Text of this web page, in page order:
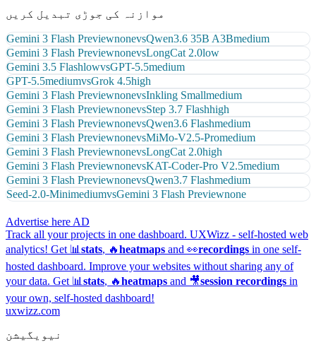
موازنہ کی جوڑی تبدیل کریں
Gemini 3 Flash PreviewnonevsQwen3.6 35B A3Bmedium
Gemini 3 Flash PreviewnonevsLongCat 2.0low
Gemini 3.5 FlashlowvsGPT-5.5medium
GPT-5.5mediumvsGrok 4.5high
Gemini 3 Flash PreviewnonevsInkling Smallmedium
Gemini 3 Flash PreviewnonevsStep 3.7 Flashhigh
Gemini 3 Flash PreviewnonevsQwen3.6 Flashmedium
Gemini 3 Flash PreviewnonevsMiMo-V2.5-Promedium
Gemini 3 Flash PreviewnonevsLongCat 2.0high
Gemini 3 Flash PreviewnonevsKAT-Coder-Pro V2.5medium
Gemini 3 Flash PreviewnonevsQwen3.7 Flashmedium
Seed-2.0-MinimediumvsGemini 3 Flash Previewnone
Advertise here AD
Track all your projects in one dashboard. UXWizz - self-hosted web
analytics! Get 📊 stats, 🔥heatmaps and 👀recordings in one self-
hosted dashboard. Improve your websites without sharing any of
your data. Get 📊 stats, 🔥heatmaps and 🎥session recordings in
your own, self-hosted dashboard!
uxwizz.com
نیویگیشن